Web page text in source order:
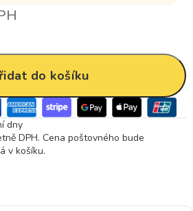
do košíku
dny
DPH. Cena poštovného bude
v košíku.